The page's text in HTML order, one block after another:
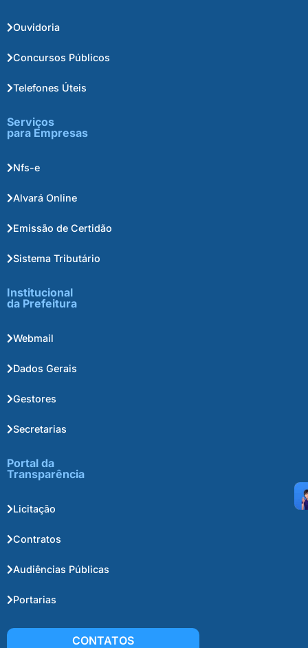
Ouvidoria
Concursos Públicos
Telefones Úteis
Serviços
para Empresas
Nfs-e
Alvará Online
Emissão de Certidão
Sistema Tributário
Institucional
da Prefeitura
Webmail
Dados Gerais
Gestores
Secretarias
Portal da
Transparência
Licitação
Contratos
Audiências Públicas
Portarias
CONTATOS